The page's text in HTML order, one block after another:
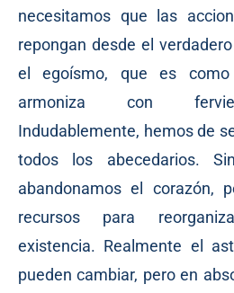
necesitamos que las
repongan desde el
el egoísmo, que es
armoniza con
Indudablemente, hemos de
todos los abecedarios.
abandonamos el corazón,
recursos para
existencia. Realmente el
pueden cambiar, pero en